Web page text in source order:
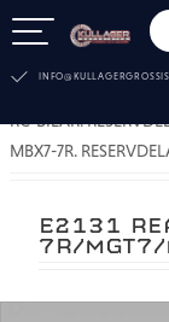
RC-BILAR.
MBX7-7R.
E2131
7R/MGT7/